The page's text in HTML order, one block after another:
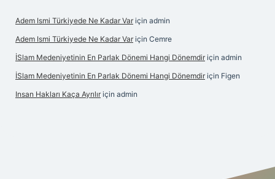
Adem Ismi Türkiyede Ne Kadar Var için admin
Adem Ismi Türkiyede Ne Kadar Var için Cemre
İSlam Medeniyetinin En Parlak Dönemi Hangi Dönemdir için admin
İSlam Medeniyetinin En Parlak Dönemi Hangi Dönemdir için Figen
Insan Hakları Kaça Ayrılır için admin